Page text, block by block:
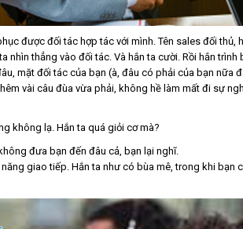
được đối tác hợp tác với mình. Tên sales đối thủ,
nhìn thẳng vào đối tác. Và hắn ta cười. Rồi hắn
mặt đối tác của bạn (à, đâu có phải của bạn nữa
vài câu đùa vừa phải, không hề làm mất đi sự
không lạ. Hắn ta quá giỏi cơ mà?
đưa bạn đến đâu cả, bạn lại nghĩ.
giao tiếp. Hắn ta như có bùa mê, trong khi